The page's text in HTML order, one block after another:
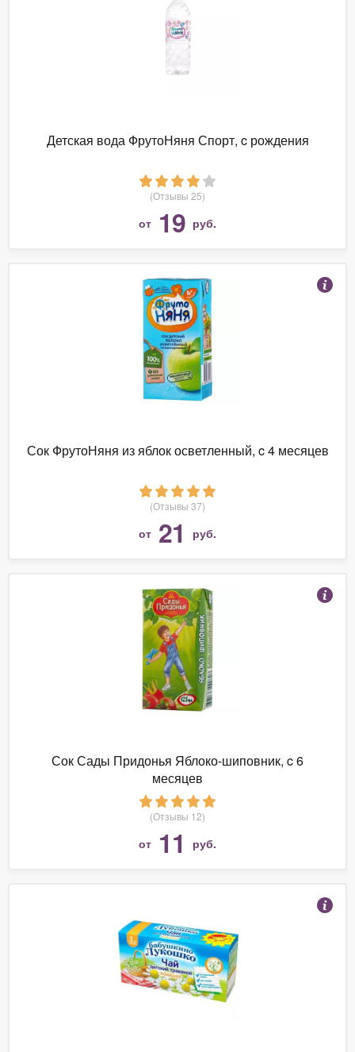
Детская вода ФрутоНяня Спорт, c рождения
(Отзывы 25)
от 19 руб.
Сок ФрутоНяня из яблок осветленный, c 4 месяцев
(Отзывы 37)
от 21 руб.
Сок Сады Придонья Яблоко-шиповник, c 6
месяцев
(Отзывы 12)
от 11 руб.